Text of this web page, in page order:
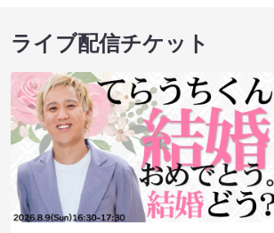
ライブ配信チケット